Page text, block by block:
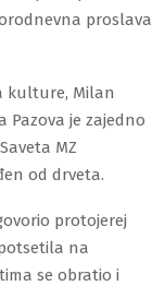
proslava
kulture, Milan
Pazova je zajedno
MZ
od drveta.
protojerej
na
se obratio i